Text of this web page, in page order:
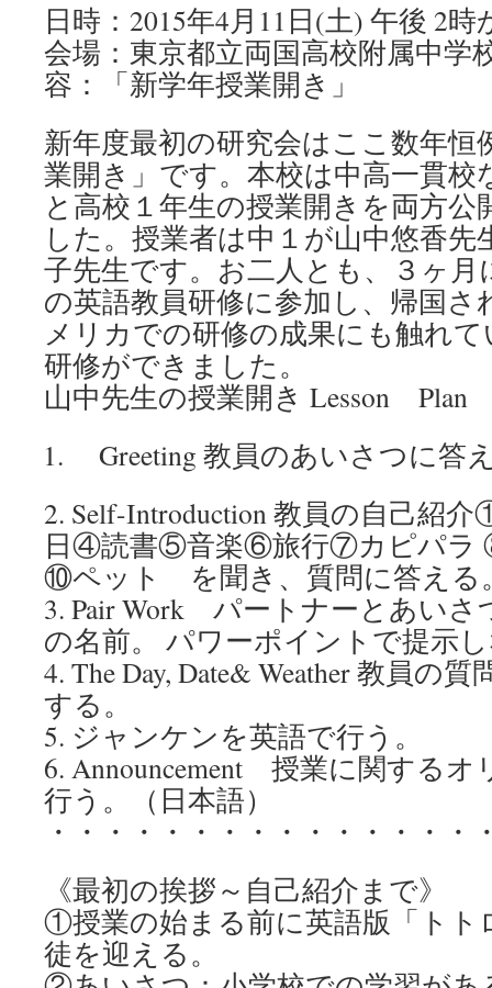
日時：2015年4月11日(土) 午後 2時
会場：東京都立両国高校附属中
容：「新学年授業開き」
新年度最初の研究会はここ数年
業開き」です。本校は中高一貫校
と高校１年生の授業開きを両方
した。授業者は中１が山中悠香先
子先生です。お二人とも、３ヶ
の英語教員研修に参加し、帰国
メリカでの研修の成果にも触れ
研修ができました。
山中先生の授業開き Lesson Plan
Greeting 教員のあいさつに答
2. Self-Introduction 教員の自己紹
日④読書⑤音楽⑥旅行⑦カピパラ
⑩ペット を聞き、質問に答える
3. Pair Work パートナーとあいさ
の名前。 パワーポイントで提示
4. The Day, Date& Weather 教員の
する。
5. ジャンケンを英語で行う。
6. Announcement 授業に関する
行う。（日本語）
・・・・・・・・・・・・・・
《最初の挨拶～自己紹介まで》
①授業の始まる前に英語版「トト
徒を迎える。